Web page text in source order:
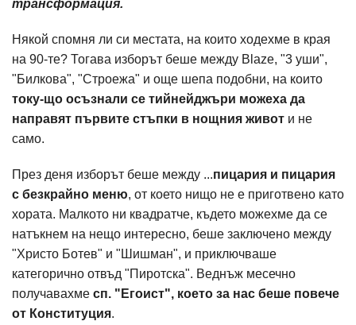
трансформация.
Някой спомня ли си местата, на които ходехме в края
на 90-те? Тогава изборът беше между Blaze, "3 уши",
"Билкова", "Строежа" и още шепа подобни, на които
току-що осъзнали се тийнейджъри можеха да
направят първите стъпки в нощния живот и не
само.
През деня изборът беше между ...пицария и пицария
с безкрайно меню, от което нищо не е приготвено като
хората. Малкото ни квадратче, където можехме да се
натъкнем на нещо интересно, беше заключено между
"Христо Ботев" и "Шишман", и приключваше
категорично отвъд "Пиротска". Веднъж месечно
получавахме сп. "Егоист", което за нас беше повече
от Конституция.